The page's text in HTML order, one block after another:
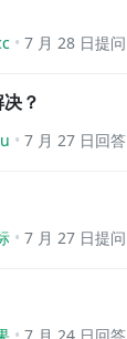
7 月 28 日提问
？
7 月 27 日回答
7 月 27 日提问
7 月 24 日回答